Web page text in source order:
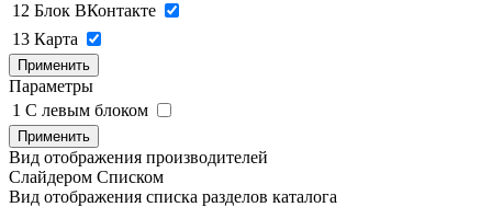
12 Блок ВКонтакте
13 Карта
Применить
Параметры
1 C левым блоком
Применить
Вид отображения производителей
Слайдером Списком
Вид отображения списка разделов каталога